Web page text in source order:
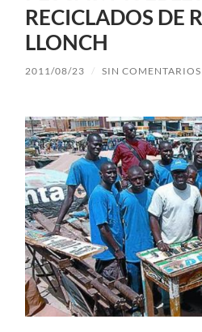
RECICLADOS DE
LLONCH
2011/08/23 / SIN COMENTARIOS